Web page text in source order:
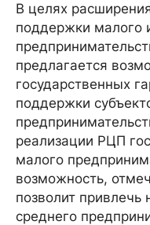
В целях
поддержки малого
предлагается
государственных
поддержки
реализации РЦП
малого
возможность,
позволит привлечь
среднего